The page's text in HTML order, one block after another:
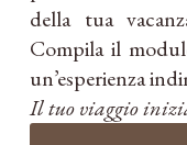
ciascuna con
Aethos Saragano
una terrazza
della tua
Compila il
un’esperienza
Il tuo viaggio